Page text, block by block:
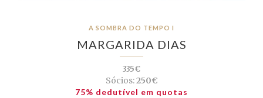
A SOMBRA DO TEMPO I
MARGARIDA DIAS
335€
Sócios:250€
75% dedutível em quotas